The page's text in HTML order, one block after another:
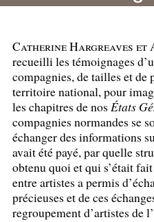
Catherine Hargreaves et
recueilli les témoignages
compagnies, de tailles et
territoire national, pour
les chapitres de nos États
compagnies normandes se
échanger des informations
avait été payé, par quelle
obtenu quoi et qui s’était
entre artistes a permis
précieuses et de ces
regroupement d’artistes de